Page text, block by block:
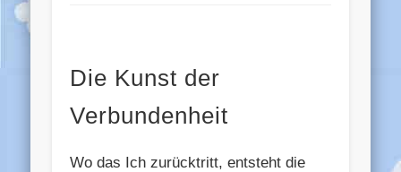
Die Kunst der
Verbundenheit
Wo das Ich zurücktritt, entsteht die